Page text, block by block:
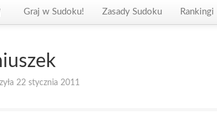
Graj w Sudoku! Zasady Sudoku Rankingi
22 stycznia 2011